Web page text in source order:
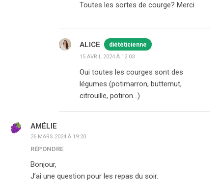
Toutes les sortes de courge? Merci
ALICE diététicienne
15 AVRIL 2024 À 12:03
Oui toutes les courges sont des
légumes (potimarron, butternut,
citrouille, potiron…)
AMÉLIE
26 MARS 2024 À 19:20
RÉPONDRE
Bonjour,
J’ai une question pour les repas du soir.